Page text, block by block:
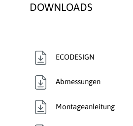
DOWNLOADS
ECODESIGN
Abmessungen
Montageanleitung